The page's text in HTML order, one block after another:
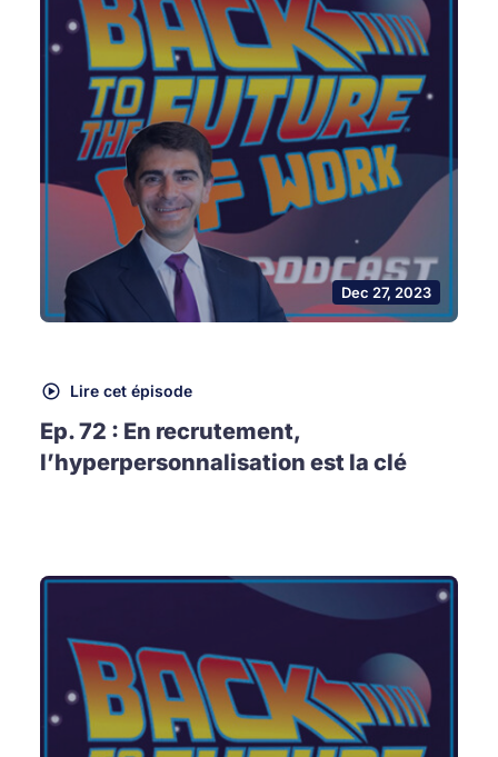
Dec 27, 2023
Lire cet épisode
Ep. 72 : En recrutement,
l’hyperpersonnalisation est la clé